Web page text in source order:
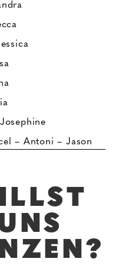
– Antoni – Jason